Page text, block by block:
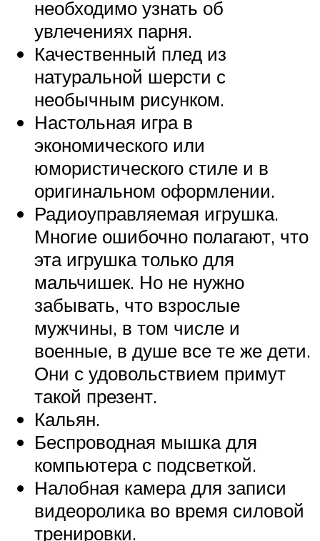
необходимо узнать об
увлечениях парня.
Качественный плед из
натуральной шерсти с
необычным рисунком.
Настольная игра в
экономического или
юмористического стиле и в
оригинальном оформлении.
Радиоуправляемая игрушка.
Многие ошибочно полагают, что
эта игрушка только для
мальчишек. Но не нужно
забывать, что взрослые
мужчины, в том числе и
военные, в душе все те же дети.
Они с удовольствием примут
такой презент.
Кальян.
Беспроводная мышка для
компьютера с подсветкой.
Налобная камера для записи
видеоролика во время силовой
тренировки.